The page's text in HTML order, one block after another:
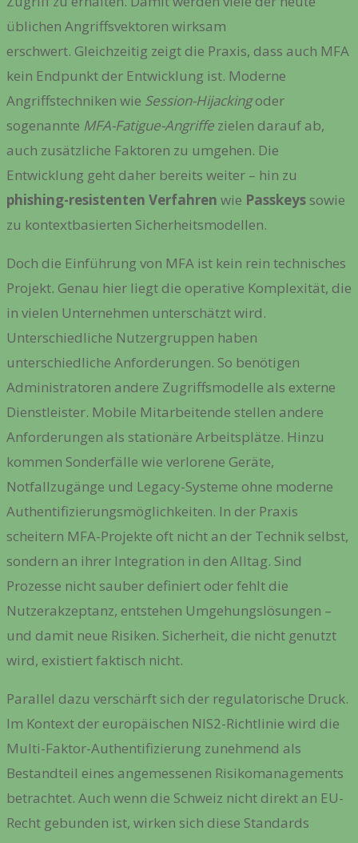
üblichen Angriffsvektoren wirksam
erschwert. Gleichzeitig zeigt die Praxis, dass auch MFA
kein Endpunkt der Entwicklung ist. Moderne
Angriffstechniken wie Session-Hijackingoder
sogenannte MFA-Fatigue-Angriffe zielen darauf ab,
auch zusätzliche Faktoren zu umgehen. Die
Entwicklung geht daher bereits weiter – hin zu
phishing-resistenten Verfahren wie Passkeys sowie
zu kontextbasierten Sicherheitsmodellen.
Doch die Einführung von MFA ist kein rein technisches
Projekt. Genau hier liegt die operative Komplexität, die
in vielen Unternehmen unterschätzt wird.
Unterschiedliche Nutzergruppen haben
unterschiedliche Anforderungen. So benötigen
Administratoren andere Zugriffsmodelle als externe
Dienstleister. Mobile Mitarbeitende stellen andere
Anforderungen als stationäre Arbeitsplätze. Hinzu
kommen Sonderfälle wie verlorene Geräte,
Notfallzugänge und Legacy-Systeme ohne moderne
Authentifizierungsmöglichkeiten. In der Praxis
scheitern MFA-Projekte oft nicht an der Technik selbst,
sondern an ihrer Integration in den Alltag. Sind
Prozesse nicht sauber definiert oder fehlt die
Nutzerakzeptanz, entstehen Umgehungslösungen –
und damit neue Risiken. Sicherheit, die nicht genutzt
wird, existiert faktisch nicht.
Parallel dazu verschärft sich der regulatorische Druck.
Im Kontext der europäischen NIS2-Richtlinie wird die
Multi-Faktor-Authentifizierung zunehmend als
Bestandteil eines angemessenen Risikomanagements
betrachtet. Auch wenn die Schweiz nicht direkt an EU-
Recht gebunden ist, wirken sich diese Standards